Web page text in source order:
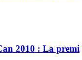
2010 : La premi